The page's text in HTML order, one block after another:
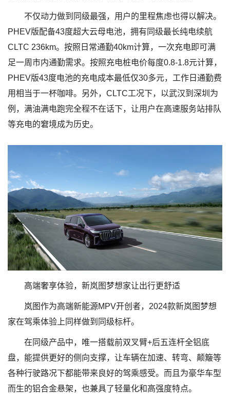
不仅动力做到同级最强，用户的里程焦虑也得以解决。
PHEV版配备43度超大云母电池，拥有同级最长纯电续航
CLTC 236km。按照日常通勤40km计算，一次充电即可满
足一周市内通勤需求。按照充电桩电价每度0.8-1.8元计算，
PHEV版43度电池的充电成本最低仅30多元，工作日通勤费
用相当于一杯咖啡。另外，CLTC工况下，以武汉到深圳为
例，满油满电跑完全程不在话下，让用户在高速服务站排队
等充电的窘境成为历史。
高端奢享体验，新岚图梦想家让出行更舒适
岚图作为高端新能源MPV开创者，2024款新岚图梦想
家在驾乘体验上同样做到同级标杆。
在同级产品中，唯一搭载前双叉臂+后五连杆全铝底
盘，能提供更好的侧向支撑，让车辆在加速、转弯、颠簸等
各种行驶路况下都能带来良好的驾乘感受。而且为豪华车型
而生的铝合金悬架，也兼具了轻量化和高强度特点。